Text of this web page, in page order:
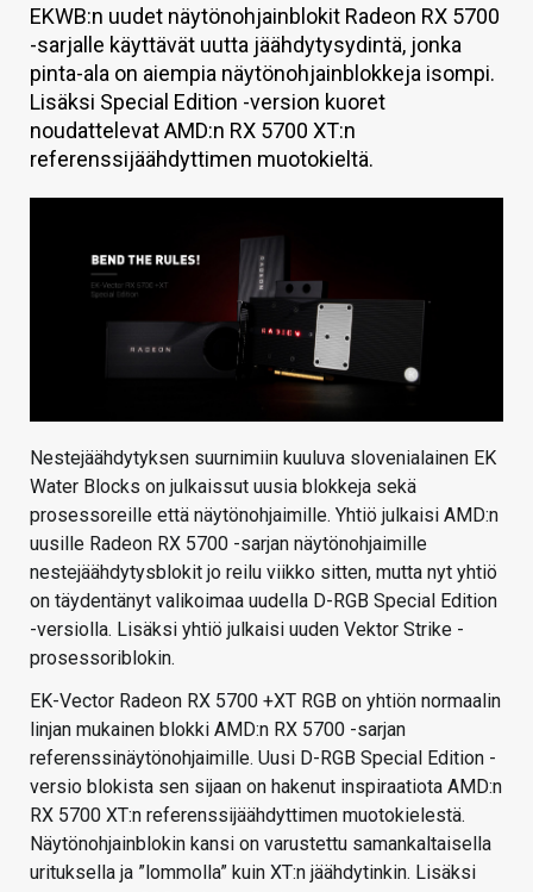
KAUPPA
VAIHDA TEEMA
HAKU
EKWB:n uudet näytönohjainblokit Radeon RX 5700
-sarjalle käyttävät uutta jäähdytysydintä, jonka
pinta-ala on aiempia näytönohjainblokkeja isompi.
Lisäksi Special Edition -version kuoret
noudattelevat AMD:n RX 5700 XT:n
referenssijäähdyttimen muotokieltä.
Nestejäähdytyksen suurnimiin kuuluva slovenialainen EK
Water Blocks on julkaissut uusia blokkeja sekä
prosessoreille että näytönohjaimille. Yhtiö julkaisi AMD:n
uusille Radeon RX 5700 -sarjan näytönohjaimille
nestejäähdytysblokit jo reilu viikko sitten, mutta nyt yhtiö
on täydentänyt valikoimaa uudella D-RGB Special Edition
-versiolla. Lisäksi yhtiö julkaisi uuden Vektor Strike -
prosessoriblokin.
EK-Vector Radeon RX 5700 +XT RGB on yhtiön normaalin
linjan mukainen blokki AMD:n RX 5700 -sarjan
referenssinäytönohjaimille. Uusi D-RGB Special Edition -
versio blokista sen sijaan on hakenut inspiraatiota AMD:n
RX 5700 XT:n referenssijäähdyttimen muotokielestä.
Näytönohjainblokin kansi on varustettu samankaltaisella
urituksella ja ”lommolla” kuin XT:n jäähdytinkin. Lisäksi